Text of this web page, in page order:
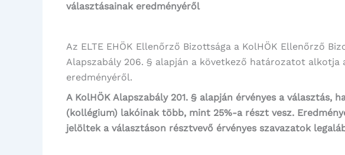
választásainak eredményéről
Az ELTE EHÖK Ellenőrző Bizottsága a KolHÖK Ellenőrző
Alapszabály 206. § alapján a következő határozatot alkotja
eredményéről.
A KolHÖK Alapszabály 201. § alapján érvényes a
(kollégium) lakóinak több, mint 25%-a részt vesz.
jelöltek a választáson résztvevő érvényes szavazatok